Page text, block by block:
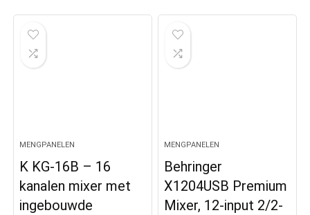
MENGPANELEN
K KG-16B – 16
kanalen mixer met
ingebouwde
MENGPANELEN
Behringer
X1204USB Premium
Mixer, 12-input 2/2-